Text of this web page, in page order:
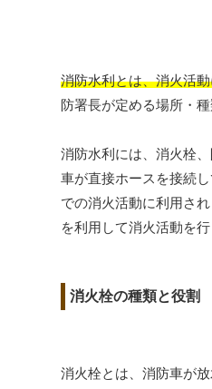
消防水利とは、消火活
防署長が定める場所・
消防水利には、消火栓
車が直接ホースを接続
での消火活動に利用さ
を利用して消火活動を行
消火栓の種類と役割
消火栓とは、消防車が